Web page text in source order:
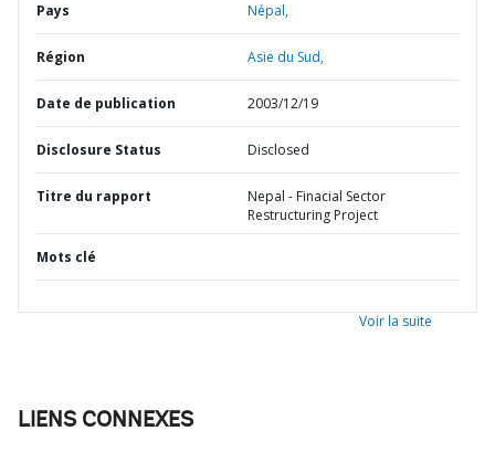
Pays Népal,
Région Asie du Sud,
Date de publication 2003/12/19
Disclosure Status Disclosed
Titre du rapport
Nepal - Finacial Sector
Restructuring Project
Mots clé
Voir la suite
LIENS CONNEXES